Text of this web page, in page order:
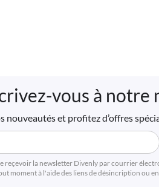
vous à notre
nouveautés et profitez d’offres
reçevoir la newsletter Divenly par courrier
moment à l'aide des liens de désincription ou